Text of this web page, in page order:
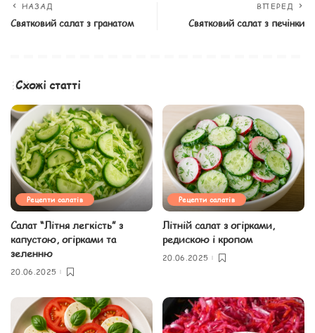
НАЗАД
Святковий салат з гранатом
ВПЕРЕД
Святковий салат з печінки
Схожі статті
Рецепти салатів
Салат “Літня легкість” з
капустою, огірками та
зеленню
20.06.2025
Рецепти салатів
Літній салат з огірками,
редискою і кропом
20.06.2025